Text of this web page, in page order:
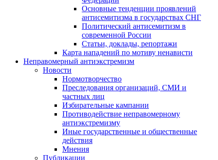
Основные тенденции проявлений
антисемитизма в государствах СНГ
Политический антисемитизм в
современной России
Статьи, доклады, репортажи
Карта нападений по мотиву ненависти
Неправомерный антиэкстремизм
Новости
Нормотворчество
Преследования организаций, СМИ и
частных лиц
Избирательные кампании
Противодействие неправомерному
антиэкстремизму
Иные государственные и общественные
действия
Мнения
Публикации